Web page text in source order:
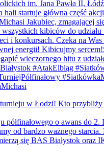
w Łodzi! Kto przybliży
półfinałowego o awans do 2.
od bardzo ważnego starcia.
się BAS Białystok oraz